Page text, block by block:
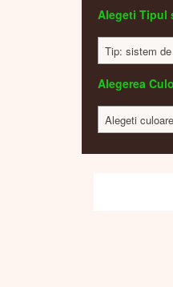
Alegeti Tipul
Tip: sistem
Alegerea
Alegeti